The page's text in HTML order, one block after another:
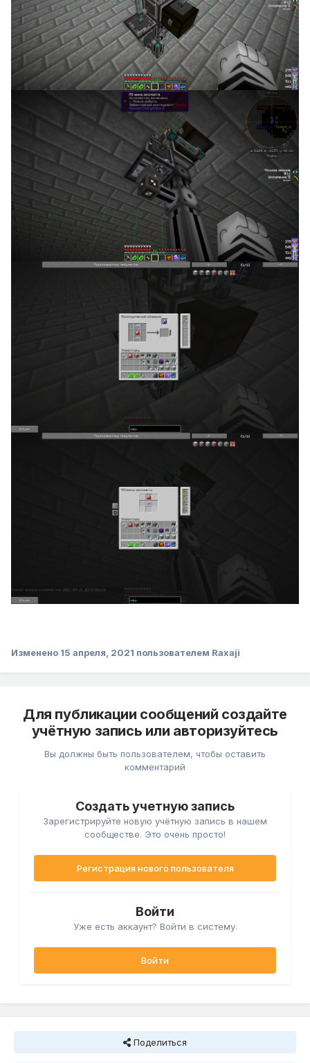
Изменено 15 апреля, 2021 пользователем Raxaji
Для публикации сообщений создайте
учётную запись или авторизуйтесь
Вы должны быть пользователем, чтобы оставить
комментарий
Создать учетную запись
Зарегистрируйте новую учётную запись в нашем
сообществе. Это очень просто!
Регистрация нового пользователя
Войти
Уже есть аккаунт? Войти в систему.
Войти
Поделиться